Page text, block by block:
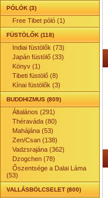
PÓLÓK (3)
Free Tibet póló (1)
FÜSTÖLŐK (118)
Indiai füstölők (73)
Japán füstölő (33)
Könyv (1)
Tibeti füstölő (8)
Kínai füstölők (3)
BUDDHIZMUS (809)
Általános (291)
Théraváda (80)
Mahájána (53)
Zen/Csan (138)
Vadzsrajána (362)
Dzogchen (78)
Őszentsége a Dalai Láma
(53)
VALLÁSBÖLCSELET (800)